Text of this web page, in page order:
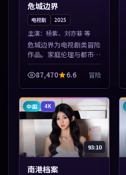
危城边界
电视剧 2025
主演： 杨紫、刘亦菲 等
危城边界为电视剧类冒险
作品。家庭伦理与都市励
志题材丰富，高清免费在
线播放，适合全年龄段观
凑，值得加入片...
87,470 6.6 冒险
中国 4K
93:10
南港档案